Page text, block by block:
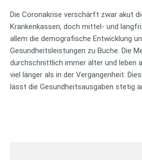
Die Coronakrise verschärft zwar akut
Krankenkassen, doch mittel- und
allem die demografische Entwicklung
Gesundheitsleistungen zu Buche. Die
durchschnittlich immer älter und leben
viel länger als in der Vergangenheit.
lässt die Gesundheitsausgaben stetig